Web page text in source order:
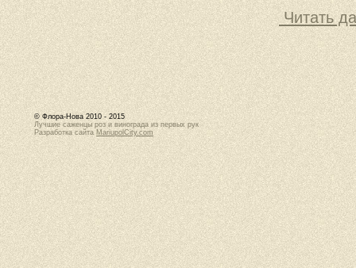
Читать
© Флора-Нова 2010 - 2015
Лучшие саженцы роз и винограда из первых рук
Разработка сайта MariupolCity.com